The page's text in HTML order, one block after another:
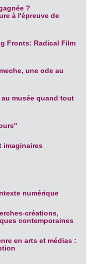
?
à l'épreuve de
Fronts: Radical Film
une ode au
musée quand tout
imaginaires
numérique
créations,
contemporaines
en arts et médias :